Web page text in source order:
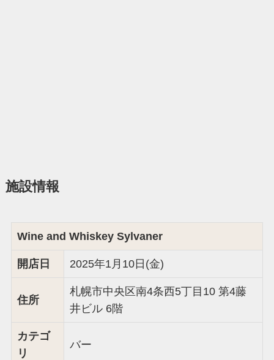
施設情報
Wine and Whiskey Sylvaner
開店日 2025年1月10日(金)
住所
札幌市中央区南4条西5丁目10 第4藤
井ビル 6階
カテゴ
リ
バー